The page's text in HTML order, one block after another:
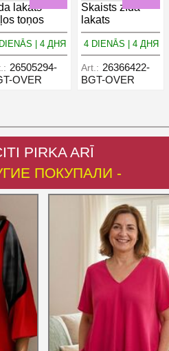
lakats
toņos
| 4 ДНЯ
26505294-
OVER
Skaists zīda
lakats
4 DIENĀS | 4 ДНЯ
Art.: 26366422-
BGT-OVER
PIRKA ARĪ
ПОКУПАЛИ -